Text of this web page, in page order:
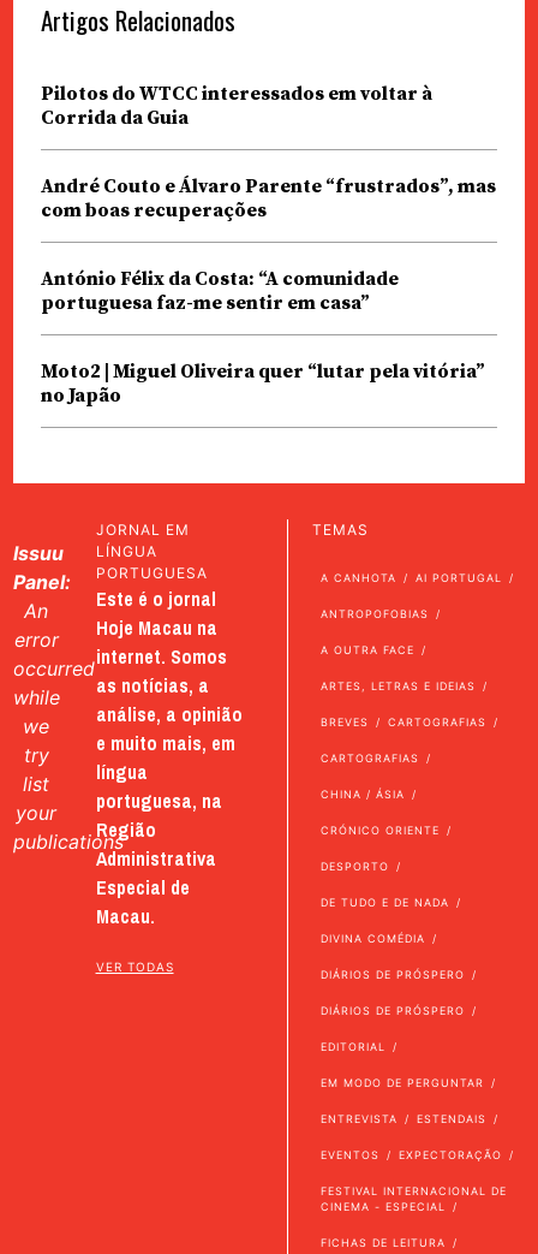
Artigos Relacionados
Pilotos do WTCC interessados em voltar à
Corrida da Guia
André Couto e Álvaro Parente “frustrados”, mas
com boas recuperações
António Félix da Costa: “A comunidade
portuguesa faz-me sentir em casa”
Moto2 | Miguel Oliveira quer “lutar pela vitória”
no Japão
Issuu
Panel:
An
error
occurred
while
we
try
list
your
publications
JORNAL EM
LÍNGUA
PORTUGUESA
Este é o jornal
Hoje Macau na
internet. Somos
as notícias, a
análise, a opinião
e muito mais, em
língua
portuguesa, na
Região
Administrativa
Especial de
Macau.
VER TODAS
TEMAS
A CANHOTA AI PORTUGAL
ANTROPOFOBIAS
A OUTRA FACE
ARTES, LETRAS E IDEIAS
BREVES CARTOGRAFIAS
CARTOGRAFIAS
CHINA / ÁSIA
CRÓNICO ORIENTE
DESPORTO
DE TUDO E DE NADA
DIVINA COMÉDIA
DIÁRIOS DE PRÓSPERO
DIÁRIOS DE PRÓSPERO
EDITORIAL
EM MODO DE PERGUNTAR
ENTREVISTA ESTENDAIS
EVENTOS EXPECTORAÇÃO
FESTIVAL INTERNACIONAL DE
CINEMA - ESPECIAL
FICHAS DE LEITURA